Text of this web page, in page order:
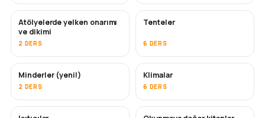
YAKINDA
Atölyelerde yelken onarımı
ve dikimi
2 DERS
Tenteler
6 DERS
Minderler (yeni!)
2 DERS
YAKINDA
Klimalar
6 DERS